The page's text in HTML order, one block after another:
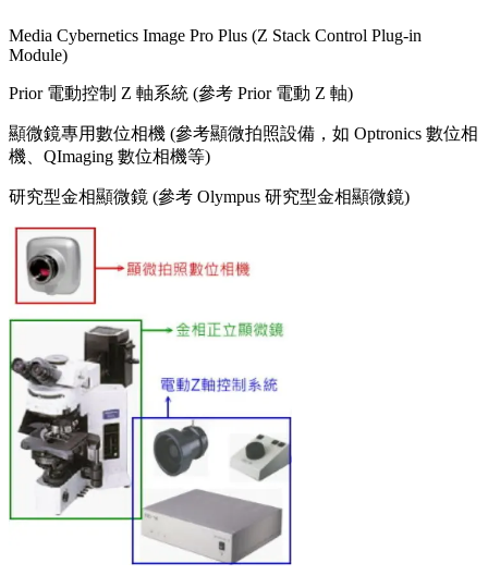
Media Cybernetics Image Pro Plus (Z Stack Control Plug-in
Module)
Prior 電動控制 Z 軸系統 (參考 Prior 電動 Z 軸)
顯微鏡專用數位相機 (參考顯微拍照設備，如 Optronics 數位相
機、QImaging 數位相機等)
研究型金相顯微鏡 (參考 Olympus 研究型金相顯微鏡)